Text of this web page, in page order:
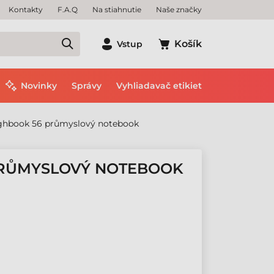
Kontakty F.A.Q Na stiahnutie Naše značky
Vstup Košík
Novinky Správy Vyhliadavač etikiet
56 průmyslový notebook
NOTEBOOK